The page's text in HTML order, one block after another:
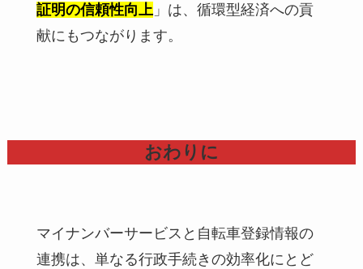
証明の信頼性向上 」は、循環型経済への貢
献にもつながります。
おわりに
マイナンバーサービスと自転車登録情報の
連携は、単なる行政手続きの効率化にとど